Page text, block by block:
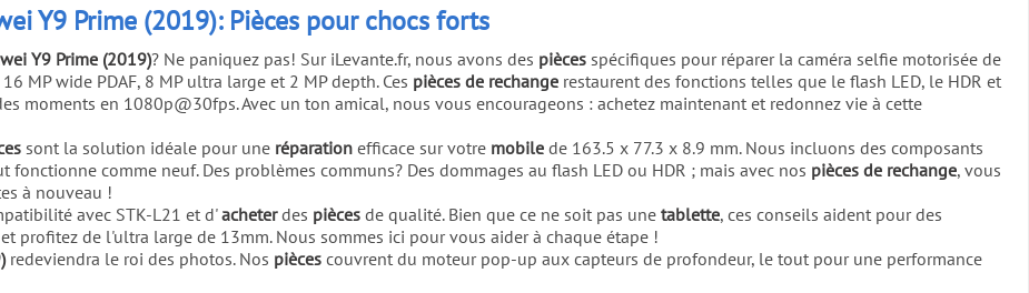
Y9 Prime (2019): Pièces pour chocs forts
Y9 Prime (2019)? Ne paniquez pas! Sur iLevante.fr, nous avons des pièces spécifiques pour réparer la caméra selfie motorisée de
MP wide PDAF, 8 MP ultra large et 2 MP depth. Ces pièces de rechange restaurent des fonctions telles que le flash LED, le HDR et
moments en 1080p@30fps. Avec un ton amical, nous vous encourageons : achetez maintenant et redonnez vie à cette
sont la solution idéale pour une réparation efficace sur votre mobile de 163.5 x 77.3 x 8.9 mm. Nous incluons des composants
comme neuf. Des problèmes communs? Des dommages au flash LED ou HDR ; mais avec nos pièces de rechange, vous
à nouveau !
avec STK-L21 et d'acheterdes pièces de qualité. Bien que ce ne soit pas une tablette, ces conseils aident pour des
profitez de l'ultra large de 13mm. Nous sommes ici pour vous aider à chaque étape !
redeviendra le roi des photos. Nos pièces couvrent du moteur pop-up aux capteurs de profondeur, le tout pour une performance